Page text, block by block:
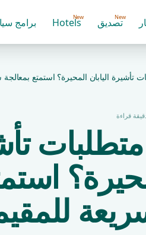
برامج Hotels
New تصديق
New
تأشيرة اليابان المحيرة؟ استمتع